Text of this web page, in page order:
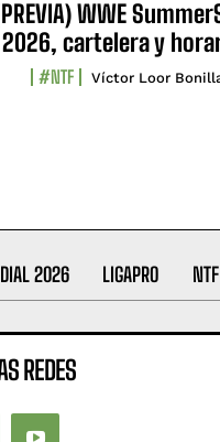
WWE
2026, cartelera y
#NTF Víctor Loor
2026 LIGAPRO NTF
REDES